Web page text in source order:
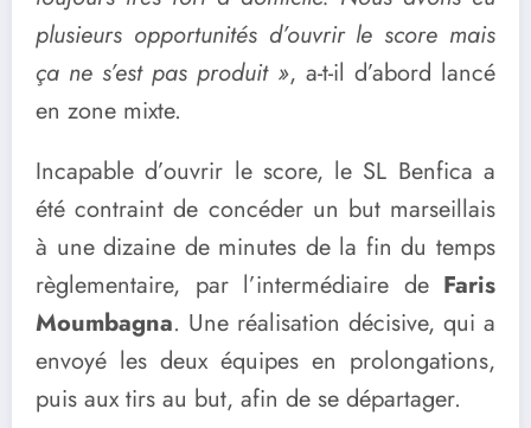
plusieurs opportunités d’ouvrir le score mais
ça ne s’est pas produit », a-t-il d’abord lancé
en zone mixte.
Incapable d’ouvrir le score, le SL Benfica a
été contraint de concéder un but marseillais
à une dizaine de minutes de la fin du temps
règlementaire, par l’intermédiaire de Faris
Moumbagna. Une réalisation décisive, qui a
envoyé les deux équipes en prolongations,
puis aux tirs au but, afin de se départager.